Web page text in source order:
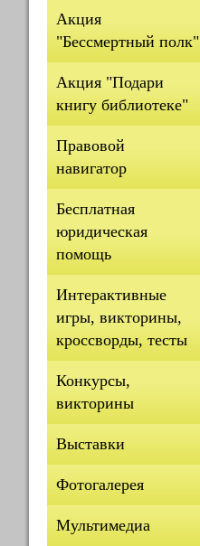
Акция
"Бессмертный полк"
Акция "Подари
книгу библиотеке"
Правовой
навигатор
Бесплатная
юридическая
помощь
Интерактивные
игры, викторины,
кроссворды, тесты
Конкурсы,
викторины
Выставки
Фотогалерея
Мультимедиа